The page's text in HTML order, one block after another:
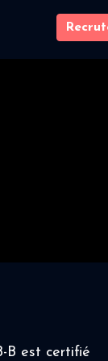
B est certifié